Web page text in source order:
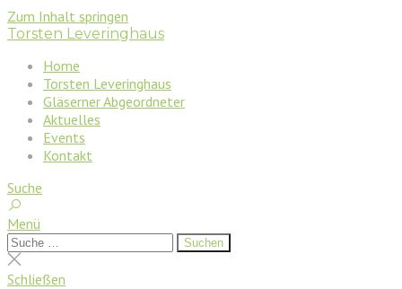
Zum Inhalt springen
Torsten Leveringhaus
Home
Torsten Leveringhaus
Gläserner Abgeordneter
Aktuelles
Events
Kontakt
Suche
Menü
Suchen
nach:
Suchen
Suche
schließen
Schließen